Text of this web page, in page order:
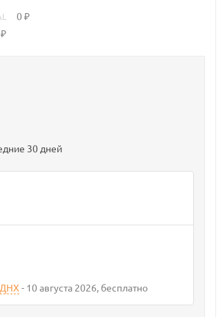
0
30 дней
10 августа 2026 Бесплатно